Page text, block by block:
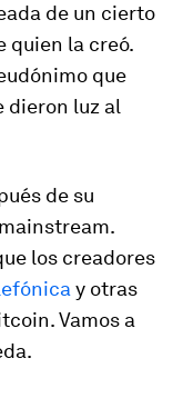
de un cierto
quien la creó.
que
dieron luz al
de su
mainstream.
los creadores
y otras
Vamos a